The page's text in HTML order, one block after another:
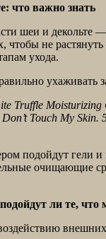
что важно знать
шеи и
не
ухода.
Truffle
Touch My
подойдут
очищающие
ли те, что